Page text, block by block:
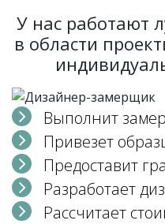
У нас работают
в области
Выполнит замер
Привезет
Предоставит
Разработает
Рассчитает